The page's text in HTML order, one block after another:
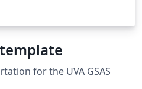
template
for the UVA GSAS